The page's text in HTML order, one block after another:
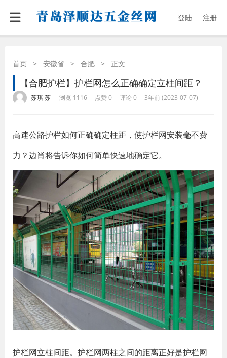
登陆 注册
首页 > 安徽省 > 合肥 > 正文
【合肥护栏】护栏网怎么正确确定立柱间距？
苏琪 苏 浏览 1116 点赞 0 评论 0 3年前 (2023-07-07)
高速公路护栏如何正确确定柱距，使护栏网安装毫不费
力？边肖将告诉你如何简单快速地确定它。
护栏网立柱间距。护栏网两柱之间的距离正好是护栏网